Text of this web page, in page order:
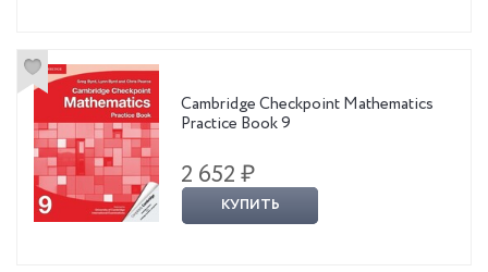
Cambridge Checkpoint Mathematics
Practice Book 9
2 652 ₽
КУПИТЬ